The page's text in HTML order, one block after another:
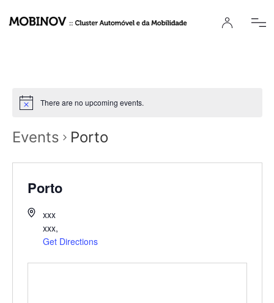
There are no upcoming events.
Events Porto
Porto
xxx
xxx,
Get Directions